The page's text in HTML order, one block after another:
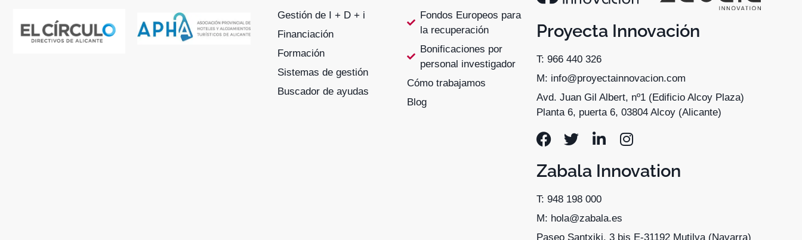
Gestión de I + D + i
Financiación
Formación
Sistemas de gestión
Buscador de ayudas
Fondos Europeos para
la recuperación
Bonificaciones por
personal investigador
Cómo trabajamos
Blog
Proyecta Innovación
T: 966 440 326
M: info@proyectainnovacion.com
Avd. Juan Gil Albert, nº1 (Edificio Alcoy Plaza)
Planta 6, puerta 6, 03804 Alcoy (Alicante)
Zabala Innovation
T: 948 198 000
M: hola@zabala.es
Paseo Santxiki, 3 bis E-31192 Mutilva (Navarra)